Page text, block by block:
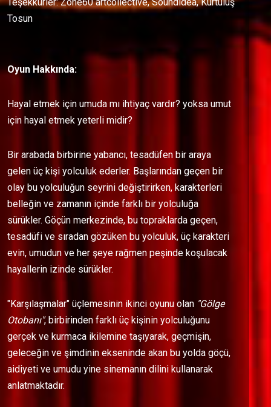
Teşekkürler: Zone60 artcollective, Soundidea, Kurtuluş
Tosun
Oyun Hakkında:
Hayal etmek için umuda mı ihtiyaç vardır? yoksa umut
için hayal etmek yeterli midir?
Bir arabada birbirine yabancı, tesadüfen bir araya
gelen üç kişi yolculuk ederler. Başlarından geçen bir
olay bu yolculuğun seyrini değiştirirken, karakterleri
belleğin ve zamanın içinde farklı bir yolculuğa
sürükler. Göçün merkezinde, bu topraklarda geçen,
tesadüfi ve sıradan gözüken bu yolculuk, üç karakteri
evin, umudun ve her şeye rağmen peşinde koşulacak
hayallerin izinde sürükler.
"Karşılaşmalar" üçlemesinin ikinci oyunu olan "Gölge
Otobanı", birbirinden farklı üç kişinin yolculuğunu
gerçek ve kurmaca ikilemine taşıyarak, geçmişin,
geleceğin ve şimdinin ekseninde akan bu yolda göçü,
aidiyeti ve umudu yine sinemanın dilini kullanarak
anlatmaktadır.